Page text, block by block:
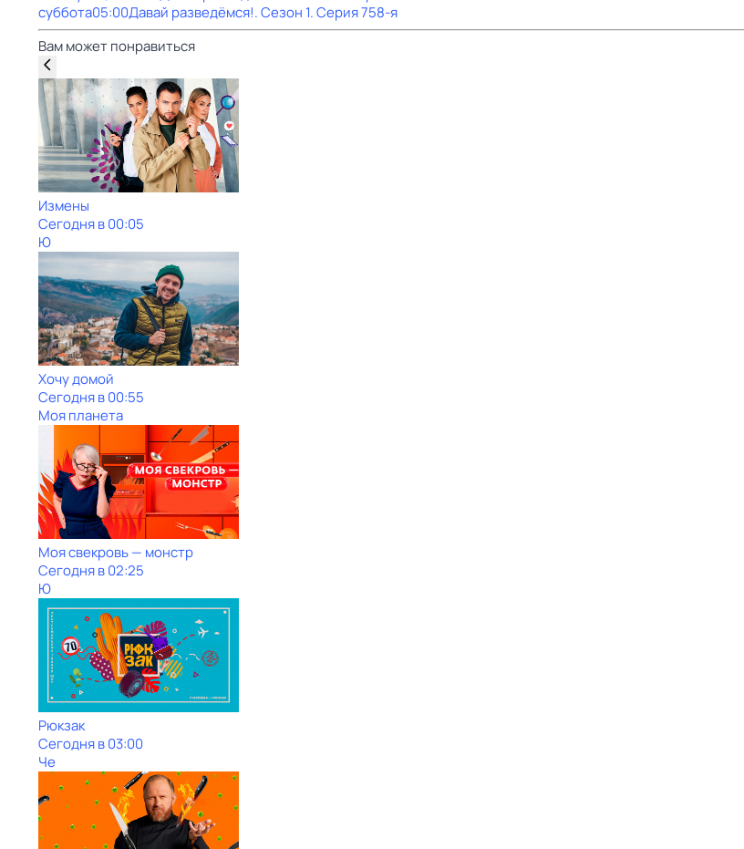
суббота05:00Давай рaзвeдёмся!. Сезон 1. Серия 758-я
Вам может понравиться
Измены
Сегодня в 00:05
Ю
Хочу домой
Сегодня в 00:55
Моя планета
Моя свекровь — монстр
Сегодня в 02:25
Ю
Рюкзак
Сегодня в 03:00
Че